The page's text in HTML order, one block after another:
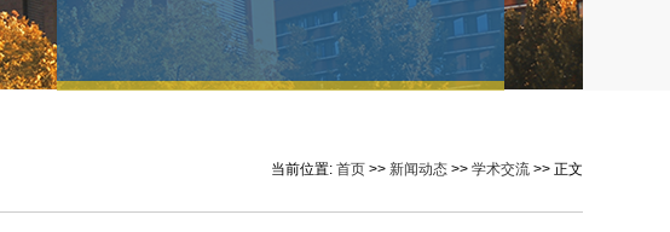
当前位置: 首页 >> 新闻动态 >> 学术交流 >> 正文